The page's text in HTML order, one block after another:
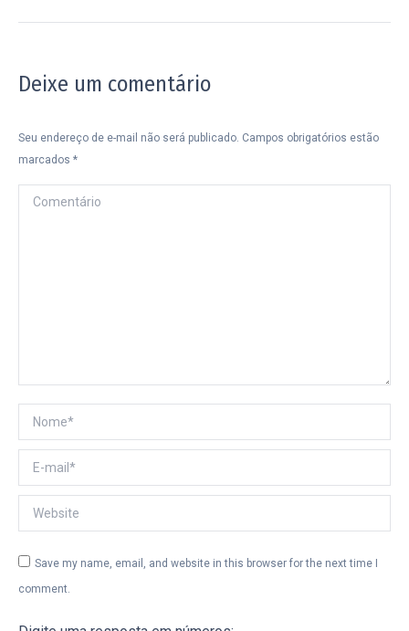
Deixe um comentário
Seu endereço de e-mail não será publicado. Campos obrigatórios estão
marcados *
Comentário
Nome *
E-mail *
Website
Save my name, email, and website in this browser for the next time I
comment.